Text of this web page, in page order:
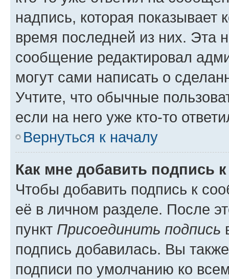
надпись, которая показывает
время последней из них. Эта
сообщение редактировал
могут сами написать о
Учтите, что обычные
если на него уже кто-то
Вернуться к началу
Как мне добавить подпись
Чтобы добавить подпись к
её в личном разделе. После
пункт Присоединить подпись
подпись добавилась. Вы
подписи по умолчанию ко